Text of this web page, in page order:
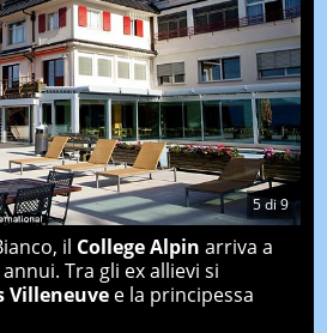
5di9
il College Alpin arriva a
Tra gli ex allievi si
Villeneuvee la principessa